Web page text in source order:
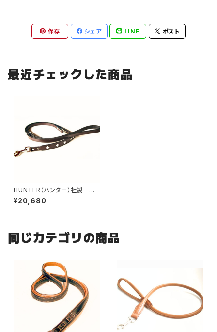
保存 シェア LINE ポスト
最近チェックした商品
HUNTER（ハンター）社製 犬
用スイス3wayリード・ブラウン
【200cm・リード幅1.3cm】
¥20,680
同じカテゴリの商品